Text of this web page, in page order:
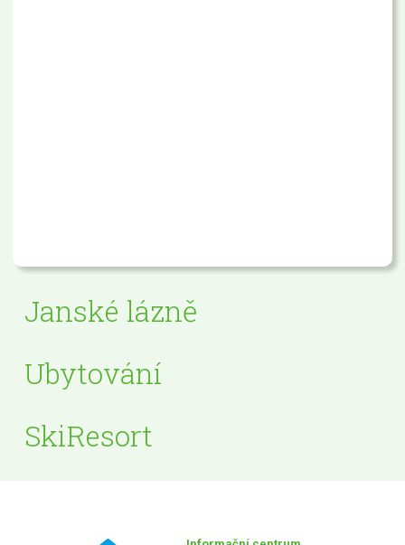
Janské lázně
Ubytování
SkiResort